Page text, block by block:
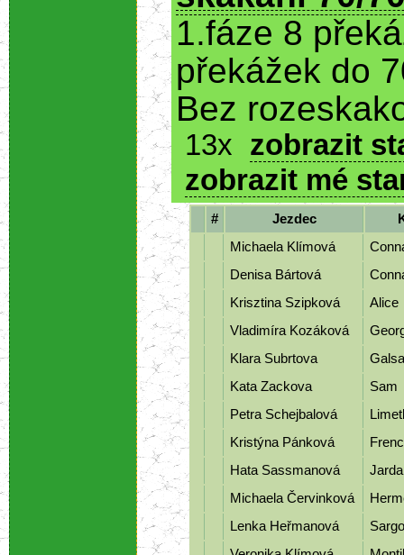
1.fáze 8
překážek do
Bez
13x zobrazit
zobrazit mé
# Jezdec
Michaela Klímová
Denisa Bártová
Krisztina Szipková
Alice
Vladimíra Kozáková
Klara Subrtova
Kata Zackova
Sam
Petra Schejbalová
Kristýna Pánková
Hata Sassmanová
Michaela Červinková
Lenka Heřmanová